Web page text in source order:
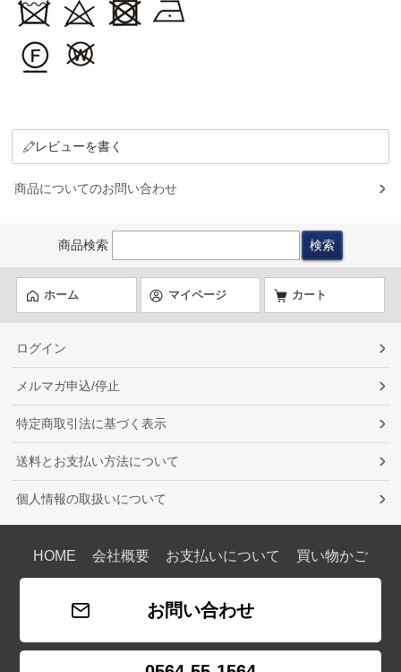
レビューを書く
商品についてのお問い合わせ
商品検索
ホーム マイページ カート
ログイン
メルマガ申込/停止
特定商取引法に基づく表示
送料とお支払い方法について
個人情報の取扱いについて
HOME 会社概要 お支払いについて 買い物かご
お問い合わせ